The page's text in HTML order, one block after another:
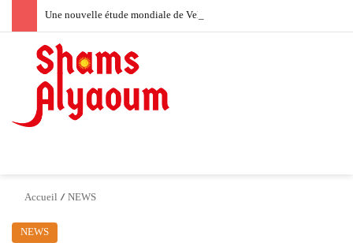
Accueil /NEWS
NEWS